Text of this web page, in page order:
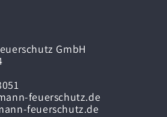
GmbH
feuerschutz.de
feuerschutz.de